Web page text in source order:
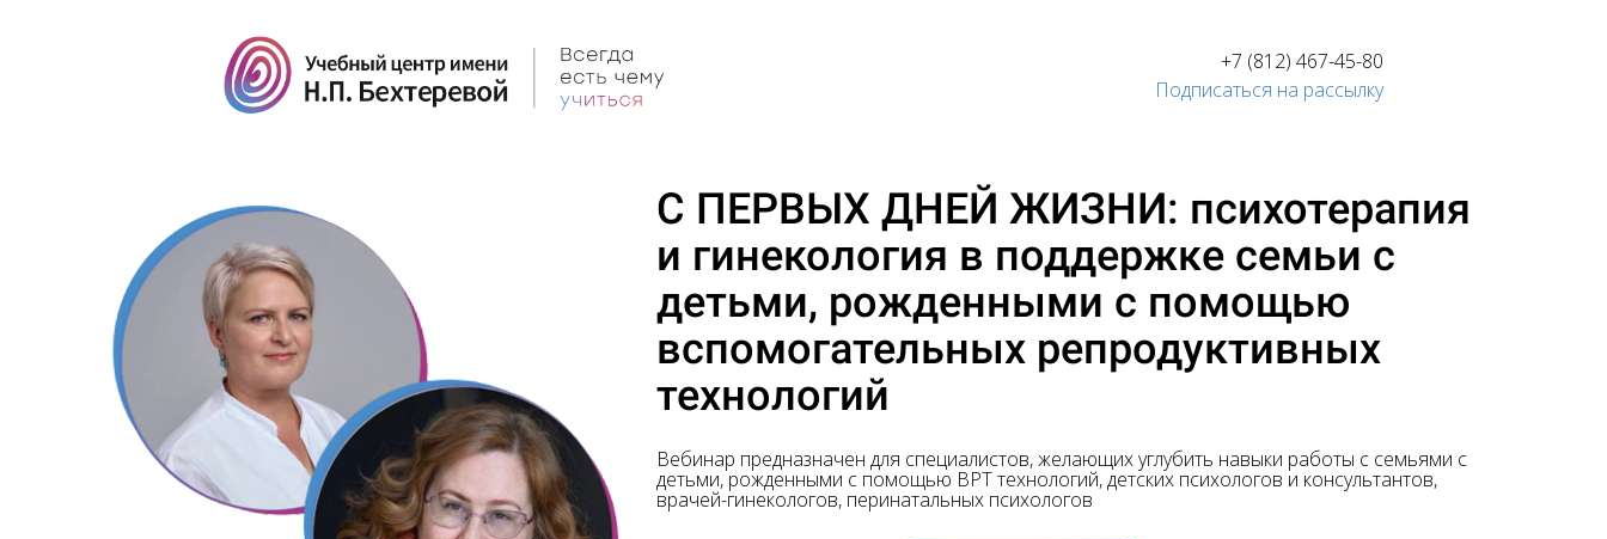
+7 (812) 467-45-80
Подписаться на рассылку
С ПЕРВЫХ ДНЕЙ ЖИЗНИ: психотерапия
и гинекология в поддержке семьи с
детьми, рожденными с помощью
вспомогательных репродуктивных
технологий
Вебинар предназначен для специалистов, желающих углубить навыки работы с семьями с
детьми, рожденными с помощью ВРТ технологий, детских психологов и консультантов,
врачей-гинекологов, перинатальных психологов